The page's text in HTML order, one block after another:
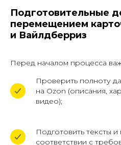
Подготовительные
перемещением
и Вайлдберриз
Перед началом процесса
Проверить полноту
на Ozon (описания,
видео);
Подготовить тексты
соответствии с